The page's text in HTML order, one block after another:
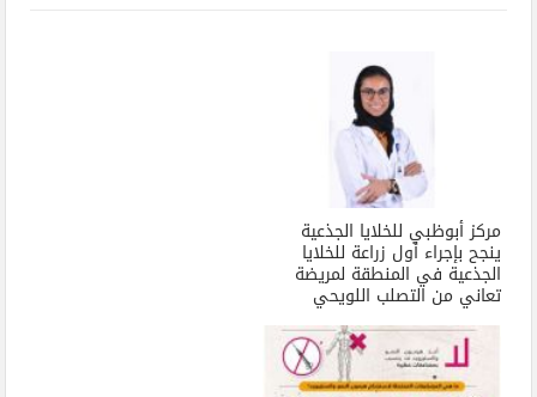
مركز أبوظبي للخلايا الجذعية
ينجح بإجراء أول زراعة للخلايا
الجذعية في المنطقة لمريضة
تعاني من التصلب اللويحي